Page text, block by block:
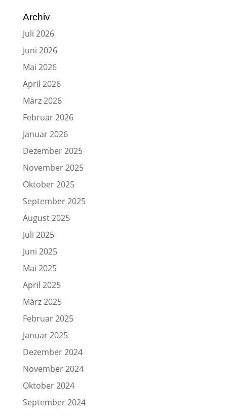
Archiv
Juli 2026
Juni 2026
Mai 2026
April 2026
März 2026
Februar 2026
Januar 2026
Dezember 2025
November 2025
Oktober 2025
September 2025
August 2025
Juli 2025
Juni 2025
Mai 2025
April 2025
März 2025
Februar 2025
Januar 2025
Dezember 2024
November 2024
Oktober 2024
September 2024